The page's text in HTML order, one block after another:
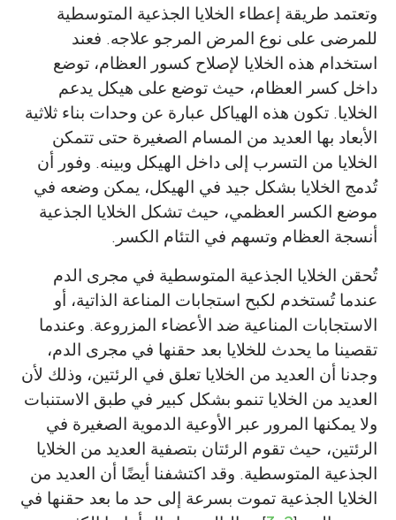
وتعتمد طريقة إعطاء الخلايا الجذعية المتوسطية
للمرضى على نوع المرض المرجو علاجه. فعند
استخدام هذه الخلايا لإصلاح كسور العظام، توضع
داخل كسر العظام، حيث توضع على هيكل يدعم
الخلايا. تكون هذه الهياكل عبارة عن وحدات بناء ثلاثية
الأبعاد بها العديد من المسام الصغيرة حتى تتمكن
الخلايا من التسرب إلى داخل الهيكل وبينه. وفور أن
تُدمج الخلايا بشكل جيد في الهيكل، يمكن وضعه في
موضع الكسر العظمي، حيث تشكل الخلايا الجذعية
أنسجة العظام وتسهم في التئام الكسر.
تُحقن الخلايا الجذعية المتوسطية في مجرى الدم
عندما تُستخدم لكبح استجابات المناعة الذاتية، أو
الاستجابات المناعية ضد الأعضاء المزروعة. وعندما
تقصينا ما يحدث للخلايا بعد حقنها في مجرى الدم،
وجدنا أن العديد من الخلايا تعلق في الرئتين، وذلك لأن
العديد من الخلايا تنمو بشكل كبير في طبق الاستنبات
ولا يمكنها المرور عبر الأوعية الدموية الصغيرة في
الرئتين، حيث تقوم الرئتان بتصفية العديد من الخلايا
الجذعية المتوسطية. وقد اكتشفنا أيضًا أن العديد من
الخلايا الجذعية تموت بسرعة إلى حد ما بعد حقنها في